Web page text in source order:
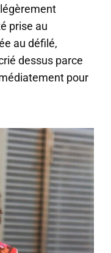
prise au
au défilé,
dessus parce
pour